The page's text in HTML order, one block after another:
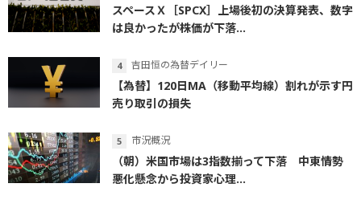
スペースＸ［SPCX］上場後初の決算発表、数字
は良かったが株価が下落...
吉田恒の為替デイリー
【為替】120日MA（移動平均線）割れが示す円
売り取引の損失
市況概況
（朝）米国市場は3指数揃って下落 中東情勢
悪化懸念から投資家心理...